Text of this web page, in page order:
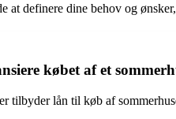
at definere dine behov og
købet af et
tilbyder lån til køb af